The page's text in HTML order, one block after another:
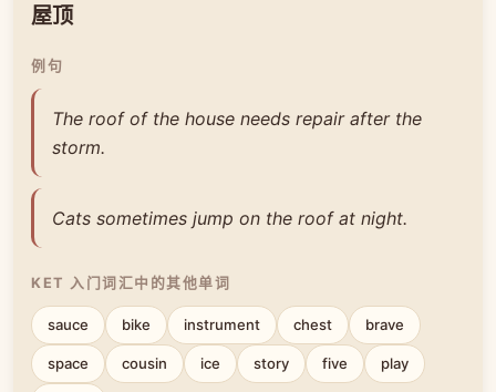
屋顶
例句
The roof of the house needs repair after the
storm.
Cats sometimes jump on the roof at night.
KET 入门词汇中的其他单词
sauce bike instrument chest brave
space cousin ice story five play